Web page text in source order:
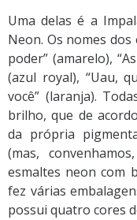
Uma delas é a
Neon. Os nomes
poder” (amarelo),
(azul royal), “Uau,
você” (laranja).
brilho, que de
da própria
(mas,
esmaltes neon com
fez várias
possui quatro cores